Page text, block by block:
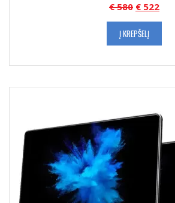
€580 € 522
Į KREPŠELĮ